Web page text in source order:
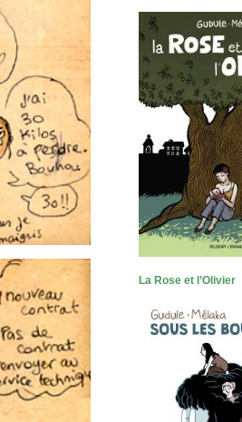
La Rose et l’Olivier